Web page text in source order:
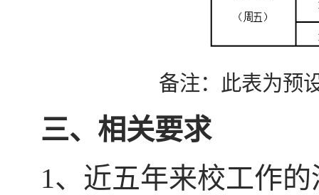
备注：此表为预
三、相关要求
1、近五年来校工作